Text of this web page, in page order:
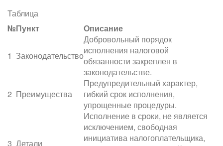
Таблица
№Пункт Описание
1 Законодательство
Добровольный порядок
исполнения налоговой
обязанности закреплен в
законодательстве.
2 Преимущества
Предупредительный характер,
гибкий срок исполнения,
упрощенные процедуры.
3 Детали
Исполнение в сроки, не является
исключением, свободная
инициатива налогоплательщика,